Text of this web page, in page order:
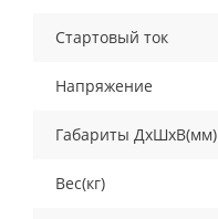
Стартовый ток
Напряжение
Габариты ДхШхВ(мм)
Вес(кг)